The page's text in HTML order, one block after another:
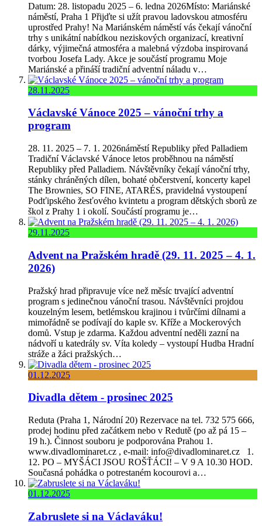
Datum: 28. listopadu 2025 – 6. ledna 2026Místo: Mariánské
náměstí, Praha 1 Přijďte si užít pravou ladovskou atmosféru
uprostřed Prahy! Na Mariánském náměstí vás čekají vánoční
trhy s unikátní nabídkou neziskových organizací, kreativní
dárky, výjimečná atmosféra a malebná výzdoba inspirovaná
tvorbou Josefa Lady. Akce je součástí programu Moje
Mariánské a přináší tradiční adventní náladu v…
28.11.2025
Václavské Vánoce 2025 – vánoční trhy a
program
28. 11. 2025 – 7. 1. 2026náměstí Republiky před Palladiem
Tradiční Václavské Vánoce letos proběhnou na náměstí
Republiky před Palladiem. Návštěvníky čekají vánoční trhy,
stánky chráněných dílen, bohaté občerstvení, koncerty kapel
The Brownies, SO FINE, ATARÉS, pravidelná vystoupení
Podťipského žesťového kvintetu a program dětských sborů ze
škol z Prahy 1 i okolí. Součástí programu je…
29.11.2025
Advent na Pražském hradě (29. 11. 2025 – 4. 1.
2026)
Pražský hrad připravuje více než měsíc trvající adventní
program s jedinečnou vánoční trasou. Návštěvníci projdou
kouzelným lesem, betlémskou krajinou i tvůrčími dílnami a
mimořádně se podívají do kaple sv. Kříže a Mockerových
domů. Vstup je zdarma. Každou adventní neděli zazní na
nádvoří u katedrály sv. Víta koledy – vystoupí Hudba Hradní
stráže a žáci pražských…
01.12.2025
Divadla dětem - prosinec 2025
Reduta (Praha 1, Národní 20) Rezervace na tel. 732 575 666,
prodej hodinu před začátkem nebo v Redutě (po až pá 15 –
19 h.). Činnost souboru je podporována Prahou 1.
www.divadlominaret.cz , e-mail: info@divadlominaret.cz 1.
12. PO – MYŠÁCI JSOU ROŠŤÁCI! – V 9 A 10.30 HOD.
Současná pohádka o potrestaném kocourovi a…
01.12.2025
Zabruslete si na Václaváku!